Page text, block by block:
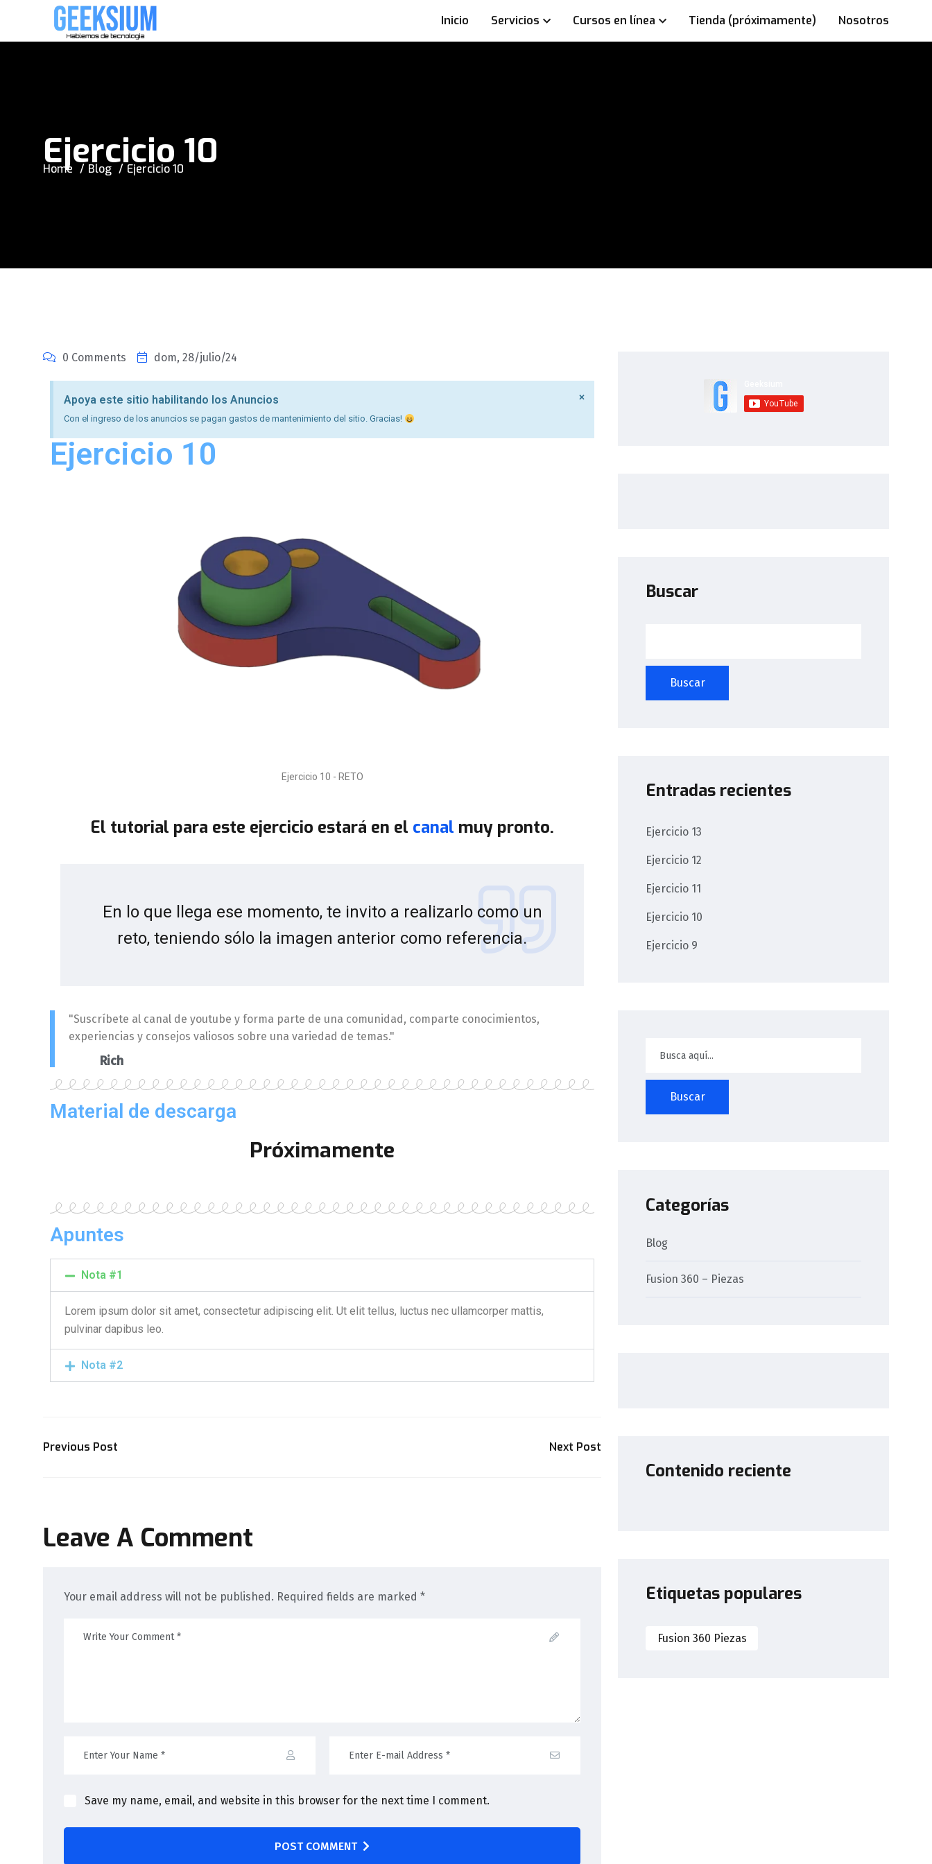
Inicio Servicios Cursos en línea Tienda (próximamente) Nosotros
Ejercicio 10
Home Blog Ejercicio 10
0 Comments dom, 28/julio/24
Apoya este sitio habilitando los Anuncios
Con el ingreso de los anuncios se pagan gastos de mantenimiento del sitio. Gracias!
×
Ejercicio 10
Ejercicio 10 - RETO
El tutorial para este ejercicio estará en el canal muy pronto.
En lo que llega ese momento, te invito a realizarlo como un
reto, teniendo sólo la imagen anterior como referencia.
"Suscríbete al canal de youtube y forma parte de una comunidad, comparte conocimientos,
experiencias y consejos valiosos sobre una variedad de temas."
Rich
Material de descarga
Próximamente
Apuntes
Nota #1
Lorem ipsum dolor sit amet, consectetur adipiscing elit. Ut elit tellus, luctus nec ullamcorper mattis,
pulvinar dapibus leo.
Nota #2
Previous Post Next Post
Leave A Comment
Your email address will not be published. Required fields are marked *
Save my name, email, and website in this browser for the next time I comment.
POST COMMENT
Buscar
Buscar
Entradas recientes
Ejercicio 13
Ejercicio 12
Ejercicio 11
Ejercicio 10
Ejercicio 9
Buscar
Categorías
Blog
Fusion 360 – Piezas
Contenido reciente
Etiquetas populares
Fusion 360 Piezas